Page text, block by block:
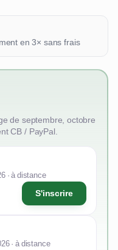
en 3× sans frais
de septembre, octobre
CB / PayPal.
· à distance
S'inscrire
· à distance